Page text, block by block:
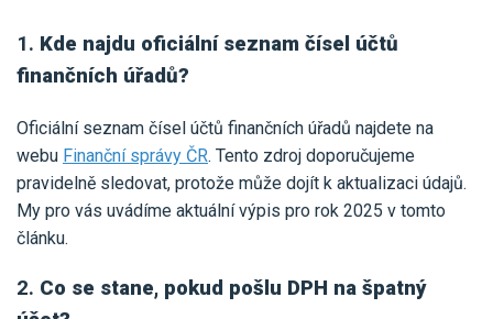
1. Kde najdu oficiální seznam čísel účtů
finančních úřadů?
Oficiální seznam čísel účtů finančních úřadů najdete na
webu Finanční správy ČR. Tento zdroj doporučujeme
pravidelně sledovat, protože může dojít k aktualizaci údajů.
My pro vás uvádíme aktuální výpis pro rok 2025 v tomto
článku.
2. Co se stane, pokud pošlu DPH na špatný